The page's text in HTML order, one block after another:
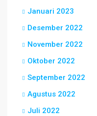
Januari 2023
Desember 2022
November 2022
Oktober 2022
September 2022
Agustus 2022
Juli 2022